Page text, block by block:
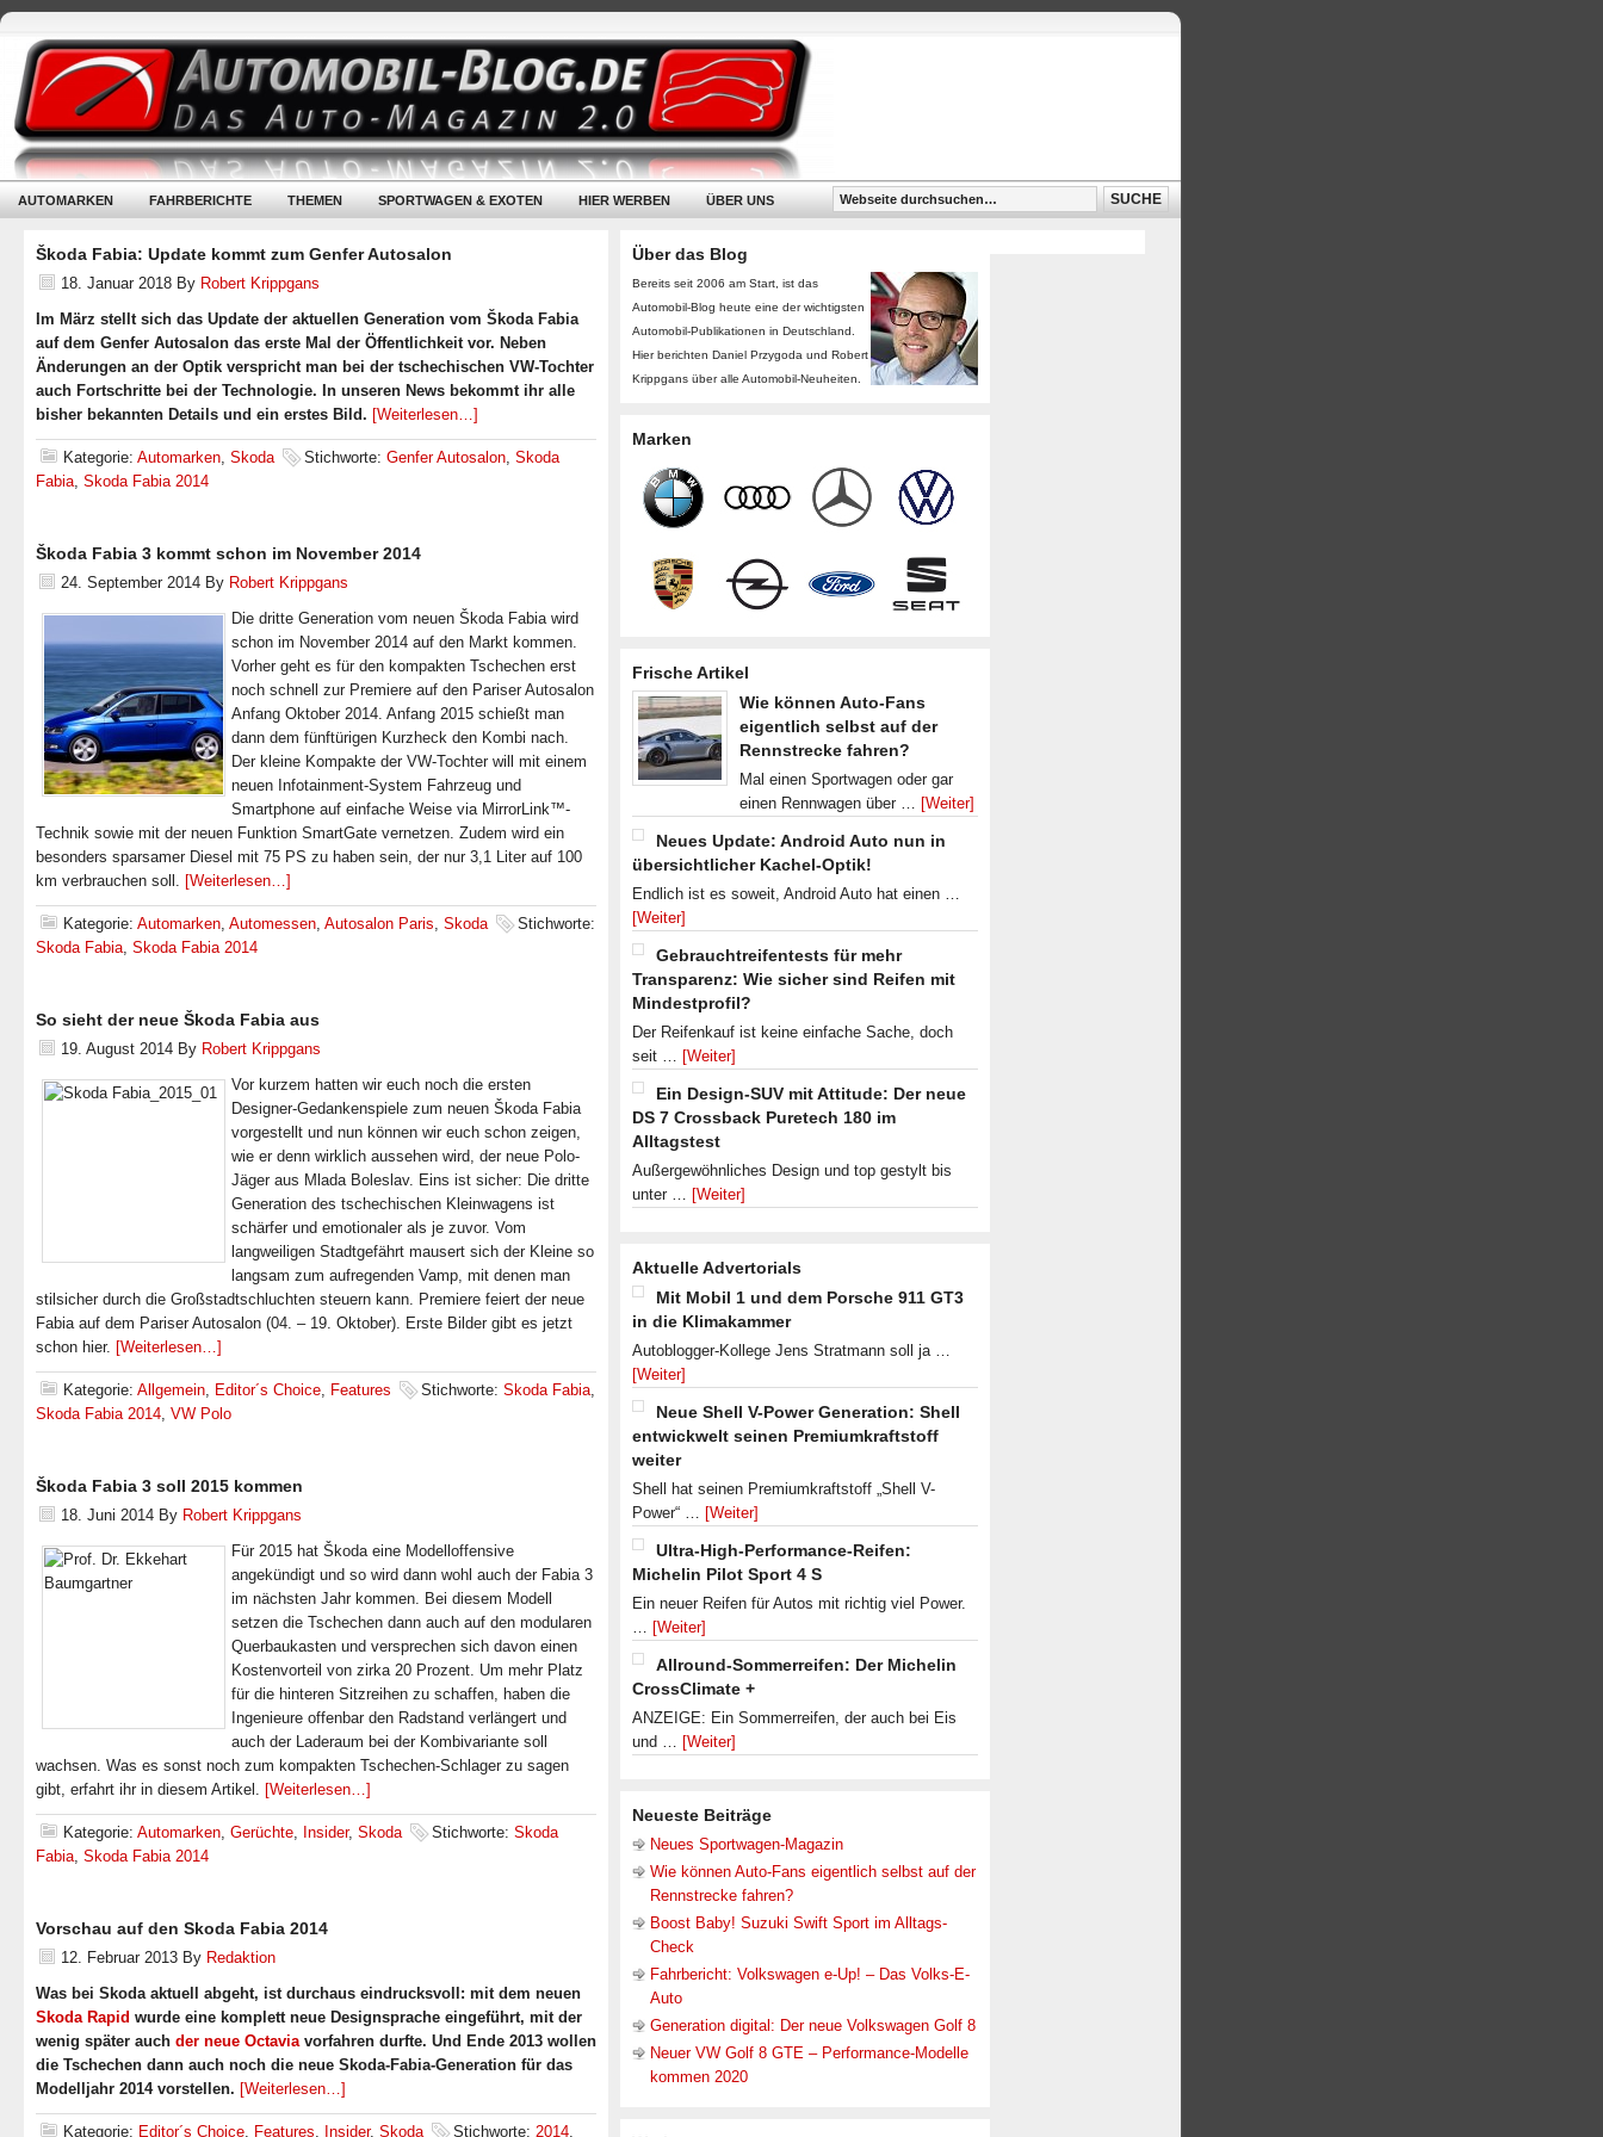
AUTOMARKEN FAHRBERICHTE THEMEN SPORTWAGEN & EXOTEN HIER WERBEN ÜBER UNS
Škoda Fabia: Update kommt zum Genfer Autosalon
18. Januar 2018 By Robert Krippgans
Im März stellt sich das Update der aktuellen Generation vom Škoda Fabia
auf dem Genfer Autosalon das erste Mal der Öffentlichkeit vor. Neben
Änderungen an der Optik verspricht man bei der tschechischen VW-Tochter
auch Fortschritte bei der Technologie. In unseren News bekommt ihr alle
bisher bekannten Details und ein erstes Bild. [Weiterlesen…]
Kategorie: Automarken, Skoda Stichworte: Genfer Autosalon, Skoda
Fabia, Skoda Fabia 2014
Škoda Fabia 3 kommt schon im November 2014
24. September 2014 By Robert Krippgans
Die dritte Generation vom neuen Škoda Fabia wird
schon im November 2014 auf den Markt kommen.
Vorher geht es für den kompakten Tschechen erst
noch schnell zur Premiere auf den Pariser Autosalon
Anfang Oktober 2014. Anfang 2015 schießt man
dann dem fünftürigen Kurzheck den Kombi nach.
Der kleine Kompakte der VW-Tochter will mit einem
neuen Infotainment-System Fahrzeug und
Smartphone auf einfache Weise via MirrorLink™-
Technik sowie mit der neuen Funktion SmartGate vernetzen. Zudem wird ein
besonders sparsamer Diesel mit 75 PS zu haben sein, der nur 3,1 Liter auf 100
km verbrauchen soll. [Weiterlesen…]
Kategorie: Automarken, Automessen, Autosalon Paris, Skoda
Stichworte:
Skoda Fabia, Skoda Fabia 2014
So sieht der neue Škoda Fabia aus
19. August 2014 By Robert Krippgans
Vor kurzem hatten wir euch noch die ersten
Designer-Gedankenspiele zum neuen Škoda Fabia
vorgestellt und nun können wir euch schon zeigen,
wie er denn wirklich aussehen wird, der neue Polo-
Jäger aus Mlada Boleslav. Eins ist sicher: Die dritte
Generation des tschechischen Kleinwagens ist
schärfer und emotionaler als je zuvor. Vom
langweiligen Stadtgefährt mausert sich der Kleine so
langsam zum aufregenden Vamp, mit denen man
stilsicher durch die Großstadtschluchten steuern kann. Premiere feiert der neue
Fabia auf dem Pariser Autosalon (04. – 19. Oktober). Erste Bilder gibt es jetzt
schon hier. [Weiterlesen…]
Kategorie: Allgemein, Editor´s Choice, Features Stichworte: Skoda Fabia,
Skoda Fabia 2014, VW Polo
Škoda Fabia 3 soll 2015 kommen
18. Juni 2014 By Robert Krippgans
Für 2015 hat Škoda eine Modelloffensive
angekündigt und so wird dann wohl auch der Fabia 3
im nächsten Jahr kommen. Bei diesem Modell
setzen die Tschechen dann auch auf den modularen
Querbaukasten und versprechen sich davon einen
Kostenvorteil von zirka 20 Prozent. Um mehr Platz
für die hinteren Sitzreihen zu schaffen, haben die
Ingenieure offenbar den Radstand verlängert und
auch der Laderaum bei der Kombivariante soll
wachsen. Was es sonst noch zum kompakten Tschechen-Schlager zu sagen
gibt, erfahrt ihr in diesem Artikel. [Weiterlesen…]
Kategorie: Automarken, Gerüchte, Insider, Skoda Stichworte: Skoda
Fabia, Skoda Fabia 2014
Vorschau auf den Skoda Fabia 2014
12. Februar 2013 By Redaktion
Was bei Skoda aktuell abgeht, ist durchaus eindrucksvoll: mit dem neuen
Skoda Rapid wurde eine komplett neue Designsprache eingeführt, mit der
wenig später auch der neue Octaviavorfahren durfte. Und Ende 2013 wollen
die Tschechen dann auch noch die neue Skoda-Fabia-Generation für das
Modelljahr 2014 vorstellen. [Weiterlesen…]
Kategorie: Editor´s Choice, Features, Insider, Skoda Stichworte: 2014,
Über das Blog
Bereits seit 2006 am Start, ist das
Automobil-Blog heute eine der wichtigsten
Automobil-Publikationen in Deutschland.
Hier berichten Daniel Przygoda und Robert
Krippgans über alle Automobil-Neuheiten.
Marken
Frische Artikel
Wie können Auto-Fans
eigentlich selbst auf der
Rennstrecke fahren?
Mal einen Sportwagen oder gar
einen Rennwagen über … [Weiter]
Neues Update: Android Auto nun in
übersichtlicher Kachel-Optik!
Endlich ist es soweit, Android Auto hat einen …
[Weiter]
Gebrauchtreifentests für mehr
Transparenz: Wie sicher sind Reifen mit
Mindestprofil?
Der Reifenkauf ist keine einfache Sache, doch
seit … [Weiter]
Ein Design-SUV mit Attitude: Der neue
DS 7 Crossback Puretech 180 im
Alltagstest
Außergewöhnliches Design und top gestylt bis
unter … [Weiter]
Aktuelle Advertorials
Mit Mobil 1 und dem Porsche 911 GT3
in die Klimakammer
Autoblogger-Kollege Jens Stratmann soll ja …
[Weiter]
Neue Shell V-Power Generation: Shell
entwickwelt seinen Premiumkraftstoff
weiter
Shell hat seinen Premiumkraftstoff „Shell V-
Power“ … [Weiter]
Ultra-High-Performance-Reifen:
Michelin Pilot Sport 4 S
Ein neuer Reifen für Autos mit richtig viel Power.
… [Weiter]
Allround-Sommerreifen: Der Michelin
CrossClimate +
ANZEIGE: Ein Sommerreifen, der auch bei Eis
und … [Weiter]
Neueste Beiträge
Neues Sportwagen-Magazin
Wie können Auto-Fans eigentlich selbst auf der
Rennstrecke fahren?
Boost Baby! Suzuki Swift Sport im Alltags-
Check
Fahrbericht: Volkswagen e-Up! – Das Volks-E-
Auto
Generation digital: Der neue Volkswagen Golf 8
Neuer VW Golf 8 GTE – Performance-Modelle
kommen 2020